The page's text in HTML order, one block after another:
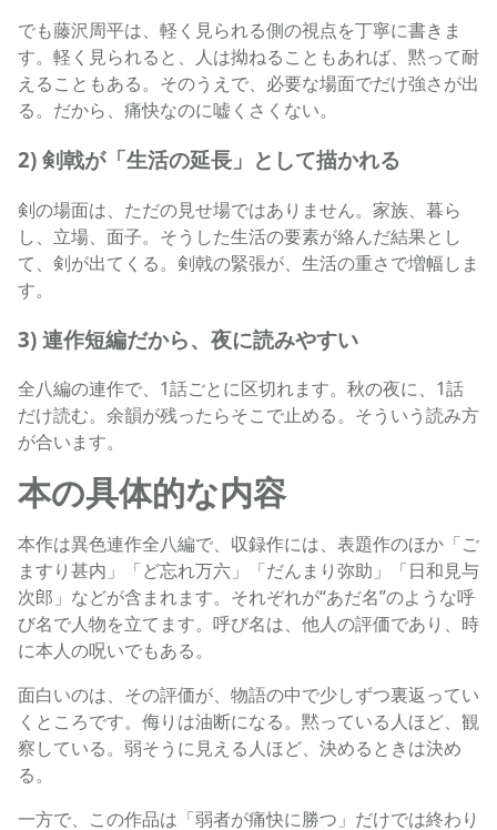
でも藤沢周平は、軽く見られる側の視点を丁寧に書きま
す。軽く見られると、人は拗ねることもあれば、黙って耐
えることもある。そのうえで、必要な場面でだけ強さが出
る。だから、痛快なのに嘘くさくない。
2) 剣戟が「生活の延長」として描かれる
剣の場面は、ただの見せ場ではありません。家族、暮ら
し、立場、面子。そうした生活の要素が絡んだ結果とし
て、剣が出てくる。剣戟の緊張が、生活の重さで増幅しま
す。
3) 連作短編だから、夜に読みやすい
全八編の連作で、1話ごとに区切れます。秋の夜に、1話
だけ読む。余韻が残ったらそこで止める。そういう読み方
が合います。
本の具体的な内容
本作は異色連作全八編で、収録作には、表題作のほか「ご
ますり甚内」「ど忘れ万六」「だんまり弥助」「日和見与
次郎」などが含まれます。それぞれが“あだ名”のような呼
び名で人物を立てます。呼び名は、他人の評価であり、時
に本人の呪いでもある。
面白いのは、その評価が、物語の中で少しずつ裏返ってい
くところです。侮りは油断になる。黙っている人ほど、観
察している。弱そうに見える人ほど、決めるときは決め
る。
一方で、この作品は「弱者が痛快に勝つ」だけでは終わり